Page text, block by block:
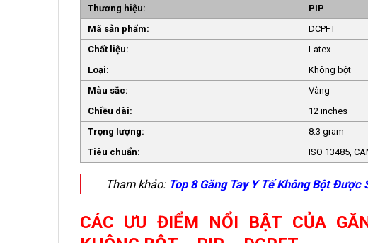
Thương hiệu:
PIP
Mã sản phẩm:
DCPFT
Chất liệu:
Latex
Loại:
Không bột
Màu sắc:
Vàng
Chiều dài:
12 inches
Trọng lượng:
8.3 gram
Tiêu chuẩn:
ISO 13485,
Tham khảo: Top 8 Găng Tay Y Tế Không Bột Được
CÁC ƯU ĐIỂM NỔI BẬT CỦA